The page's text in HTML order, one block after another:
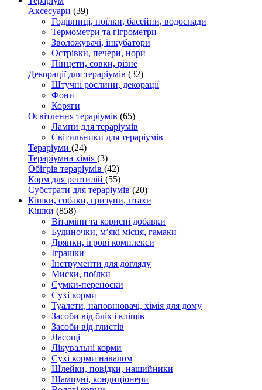
Аксесуари (39)
Годівниці, поїлки, басейни, водоспади
Термометри та гігрометри
Зволожувачі, інкубатори
Острівки, печери, нори
Пінцети, совки, різне
Декорації для тераріумів (32)
Штучні рослини, декорації
Фони
Коряги
Освітлення тераріумів (65)
Лампи для тераріумів
Світильники для тераріумів
Тераріуми (24)
Тераріумна хімія (3)
Обігрів тераріумів (42)
Корм для рептилій (55)
Субстрати для тераріумів (20)
Кішки, собаки, гризуни, птахи
Кішки (858)
Вітаміни та корисні добавки
Будиночки, м’які місця, гамаки
Дряпки, ігрові комплекси
Іграшки
Інструменти для догляду
Миски, поїлки
Сумки-переноски
Сухі корми
Туалети, наповнювачі, хімія для дому
Засоби від бліх і кліщів
Засоби від глистів
Ласощі
Лікувальні корми
Сухі корми навалом
Шлейки, повідки, нашийники
Шампуні, кондиціонери